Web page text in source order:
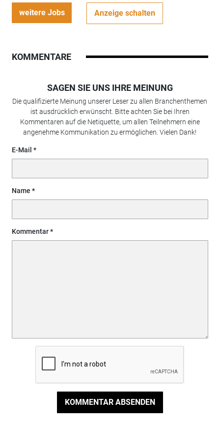
weitere Jobs Anzeige schalten
KOMMENTARE
SAGEN SIE UNS IHRE MEINUNG
Die qualifizierte Meinung unserer Leser zu allen Branchenthemen
ist ausdrücklich erwünscht. Bitte achten Sie bei Ihren
Kommentaren auf die Netiquette, um allen Teilnehmern eine
angenehme Kommunikation zu ermöglichen. Vielen Dank!
E-Mail
Name
Kommentar
KOMMENTAR ABSENDEN